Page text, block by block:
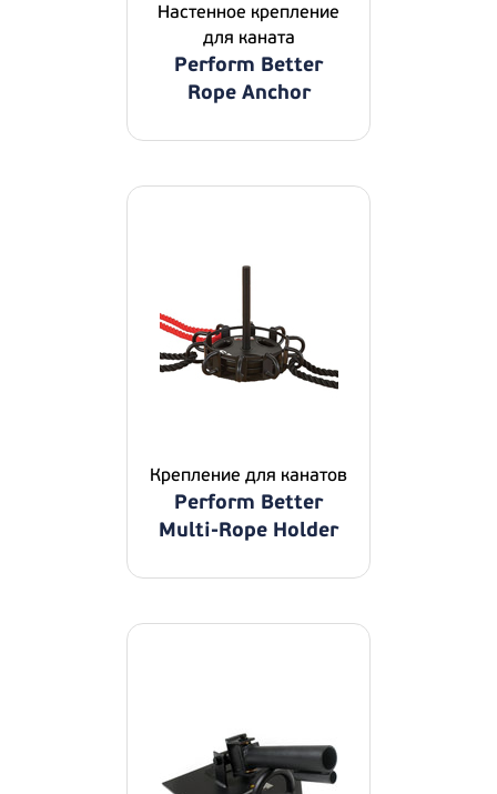
Настенное крепление
для каната
Perform Better
Rope Anchor
Крепление для канатов
Perform Better
Multi-Rope Holder